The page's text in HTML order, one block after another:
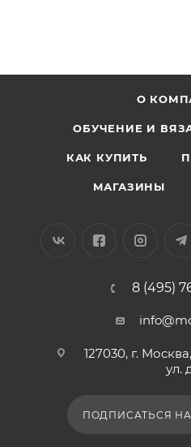
О
ОБУЧЕНИЕ И
КАК КУПИТЬ
МАГАЗИНЫ
8 (495)
127030, г.
ул.
ПОДПИСАТЬСЯ